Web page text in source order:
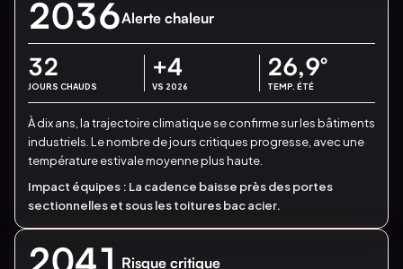
2036Alerte chaleur
32
JOURS CHAUDS
+4
VS 2026
26,9°
TEMP. ÉTÉ
À dix ans, la trajectoire climatique se confirme sur les bâtiments
industriels. Le nombre de jours critiques progresse, avec une
température estivale moyenne plus haute.
Impact équipes : La cadence baisse près des portes
sectionnelles et sous les toitures bac acier.
2041 Risque critique